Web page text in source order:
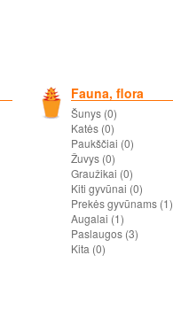
Fauna, flora
Šunys (0)
Katės (0)
Paukščiai (0)
Žuvys (0)
Graužikai (0)
Kiti gyvūnai (0)
Prekės gyvūnams (1)
Augalai (1)
Paslaugos (3)
Kita (0)